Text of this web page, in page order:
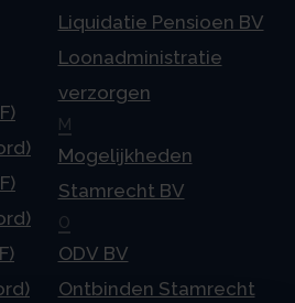
Liquidatie Pensioen BV
Loonadministratie
verzorgen
M
Mogelijkheden
Stamrecht BV
O
ODV BV
Ontbinden Stamrecht